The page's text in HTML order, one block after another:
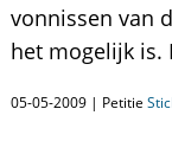
vonnissen van
het mogelijk is.
05-05-2009 | Petitie